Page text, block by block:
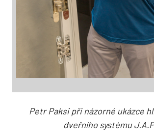
Petr Paksi při názorné ukázce
dveřního systému